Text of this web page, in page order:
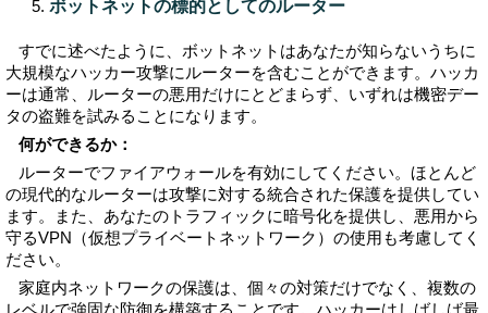
ボットネットの標的としてのルーター
すでに述べたように、ボットネットはあなたが知らないうちに
大規模なハッカー攻撃にルーターを含むことができます。ハッカ
ーは通常、ルーターの悪用だけにとどまらず、いずれは機密デー
タの盗難を試みることになります。
何ができるか：
ルーターでファイアウォールを有効にしてください。ほとんど
の現代的なルーターは攻撃に対する統合された保護を提供してい
ます。また、あなたのトラフィックに暗号化を提供し、悪用から
守るVPN（仮想プライベートネットワーク）の使用も考慮してく
ださい。
家庭内ネットワークの保護は、個々の対策だけでなく、複数の